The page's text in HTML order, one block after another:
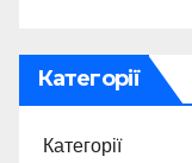
Категорії
Категорії